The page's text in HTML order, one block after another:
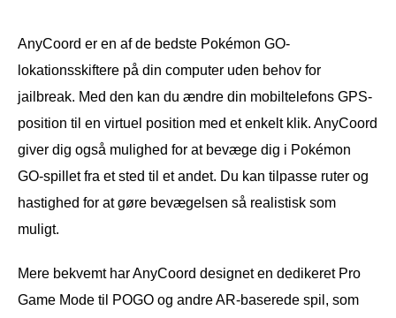
AnyCoord er en af de bedste Pokémon GO-
lokationsskiftere på din computer uden behov for
jailbreak. Med den kan du ændre din mobiltelefons GPS-
position til en virtuel position med et enkelt klik. AnyCoord
giver dig også mulighed for at bevæge dig i Pokémon
GO-spillet fra et sted til et andet. Du kan tilpasse ruter og
hastighed for at gøre bevægelsen så realistisk som
muligt.
Mere bekvemt har AnyCoord designet en dedikeret Pro
Game Mode til POGO og andre AR-baserede spil, som